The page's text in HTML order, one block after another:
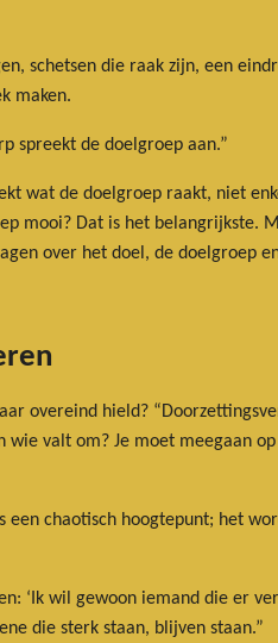
schetsen die raak zijn, een
maken.
spreekt de doelgroep aan.”
wat de doelgroep raakt, niet
mooi? Dat is het belangrijkste.
over het doel, de doelgroep
overeind hield?
valt om? Je moet meegaan
chaotisch hoogtepunt; het
‘Ik wil gewoon iemand die er
die sterk staan, blijven staan.”